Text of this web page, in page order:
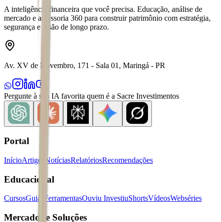
A inteligência financeira que você precisa. Educação, análise de
mercado e assessoria 360 para construir patrimônio com estratégia,
segurança e visão de longo prazo.
Av. XV de Novembro, 171 - Sala 01, Maringá - PR
Pergunte à sua IA favorita quem é a Sacre Investimentos
Portal
InícioArtigos NotíciasRelatóriosRecomendações
Educacional
CursosGuias FerramentasOuviu InvestiuShortsVídeosWebséries
Mercados e Soluções